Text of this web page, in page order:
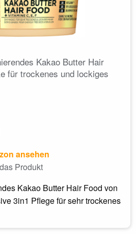
Kakao Butter Hair
für trockenes und lockiges
ansehen
Produkt
Kakao Butter Hair Food von
3in1 Pflege für sehr trockenes